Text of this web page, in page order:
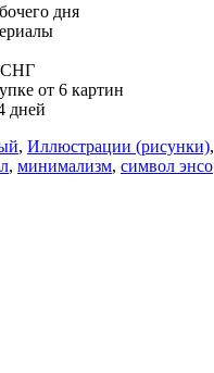
дня
СНГ
от 6 картин
дней
, Иллюстрации (рисунки),
, минимализм, символ энсо